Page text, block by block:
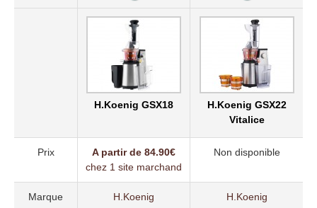
x
x
H.Koenig GSX18
H.Koenig GSX22
Vitalice
Prix
A partir de 84.90€
chez 1 site marchand
Non disponible
Marque H.Koenig H.Koenig